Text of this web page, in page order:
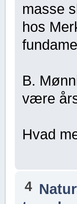
masse
hos
B.
være
Hvad
4